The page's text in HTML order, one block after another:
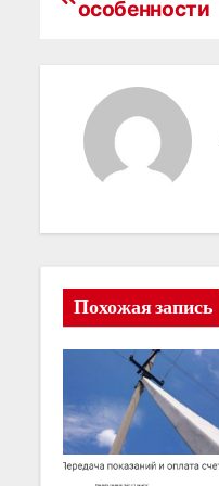
и
я
о
з
особенности
Похожая запись